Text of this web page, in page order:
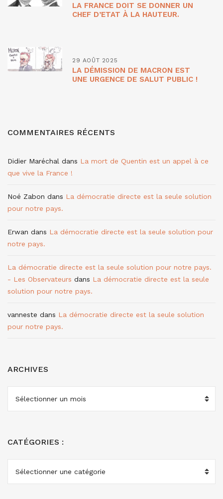
LA FRANCE DOIT SE DONNER UN
CHEF D’ETAT À LA HAUTEUR.
29 AOÛT 2025
LA DÉMISSION DE MACRON EST
UNE URGENCE DE SALUT PUBLIC !
COMMENTAIRES RÉCENTS
Didier Maréchal dans La mort de Quentin est un appel à ce
que vive la France !
Noé Zabon dans La démocratie directe est la seule solution
pour notre pays.
Erwan dans La démocratie directe est la seule solution pour
notre pays.
La démocratie directe est la seule solution pour notre pays.
- Les Observateurs dans La démocratie directe est la seule
solution pour notre pays.
vanneste dans La démocratie directe est la seule solution
pour notre pays.
ARCHIVES
ARCHIVES
CATÉGORIES :
CATÉGORIES